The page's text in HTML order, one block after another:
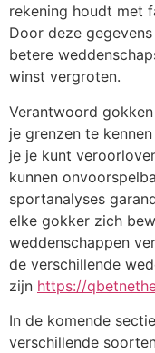
rekening houdt met
Door deze
betere
winst vergroten.
Verantwoord
je grenzen te
je je kunt
kunnen
sportanalyses
elke gokker zich
weddenschappen
de verschillende
zijn https://
In de komende
verschillende